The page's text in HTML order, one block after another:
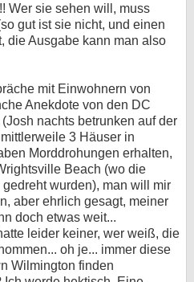
Wer sie sehen will, muss
gut ist sie nicht, und einen
die Ausgabe kann man also
mit Einwohnern von
Anekdote von den DC
nachts betrunken auf der
3 Häuser in
Morddrohungen erhalten,
Beach (wo die
wurden), man will mir
aber ehrlich gesagt, meiner
doch etwas weit...
leider keiner, wer weiß, die
oh je... immer diese
Wilmington finden